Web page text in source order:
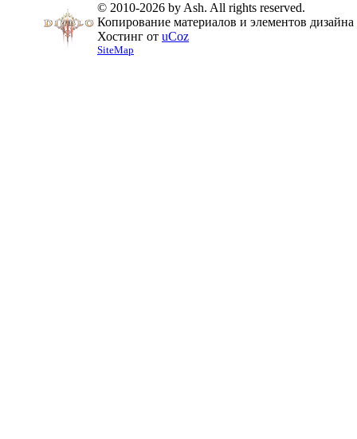
© 2010-2026 by Ash. All rights reserved.
Копирование материалов и элементов
Хостинг от uCoz
SiteMap